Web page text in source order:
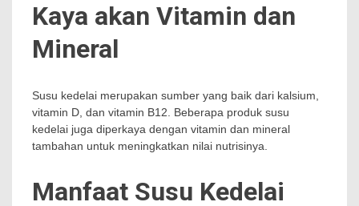
Kaya akan Vitamin dan
Mineral
Susu kedelai merupakan sumber yang baik dari kalsium,
vitamin D, dan vitamin B12. Beberapa produk susu
kedelai juga diperkaya dengan vitamin dan mineral
tambahan untuk meningkatkan nilai nutrisinya.
Manfaat Susu Kedelai